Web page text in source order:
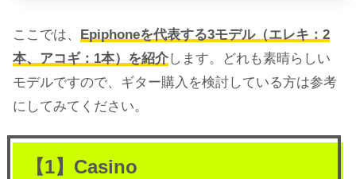
ここでは、 Epiphoneを代表する3モデル（エレキ：2
本、アコギ：1本）を紹介します。どれも素晴らしい
モデルですので、ギター購入を検討している方は参考
にしてみてください。
【1】Casino